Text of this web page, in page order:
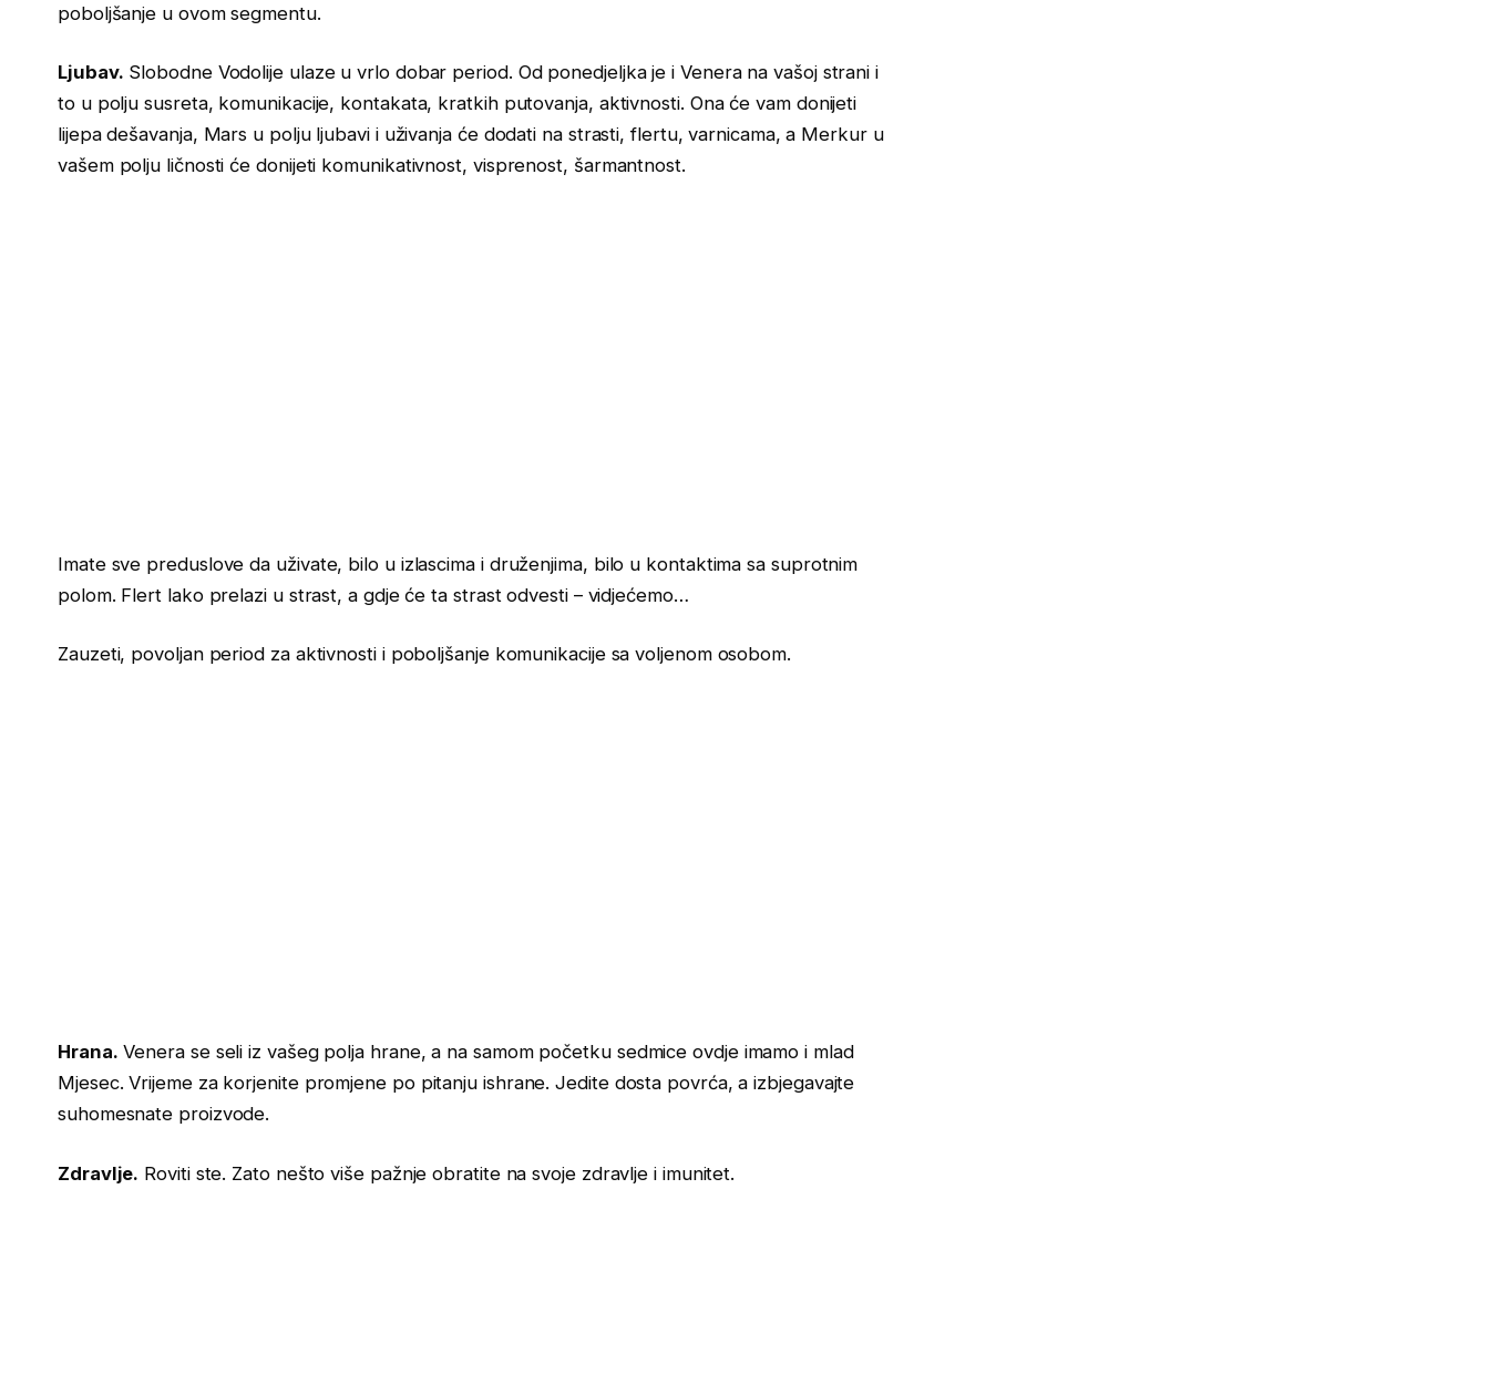
poboljšanje u ovom segmentu.
Ljubav. Slobodne Vodolije ulaze u vrlo dobar period. Od ponedjeljka je i Venera na vašoj strani i
to u polju susreta, komunikacije, kontakata, kratkih putovanja, aktivnosti. Ona će vam donijeti
lijepa dešavanja, Mars u polju ljubavi i uživanja će dodati na strasti, flertu, varnicama, a Merkur u
vašem polju ličnosti će donijeti komunikativnost, visprenost, šarmantnost.
Imate sve preduslove da uživate, bilo u izlascima i druženjima, bilo u kontaktima sa suprotnim
polom. Flert lako prelazi u strast, a gdje će ta strast odvesti – vidjećemo…
Zauzeti, povoljan period za aktivnosti i poboljšanje komunikacije sa voljenom osobom.
Hrana. Venera se seli iz vašeg polja hrane, a na samom početku sedmice ovdje imamo i mlad
Mjesec. Vrijeme za korjenite promjene po pitanju ishrane. Jedite dosta povrća, a izbjegavajte
suhomesnate proizvode.
Zdravlje. Roviti ste. Zato nešto više pažnje obratite na svoje zdravlje i imunitet.